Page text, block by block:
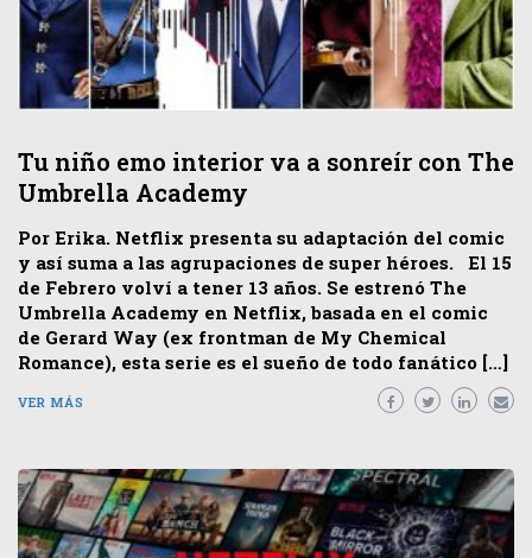
Tu niño emo interior va a sonreír con The
Umbrella Academy
Por Erika. Netflix presenta su adaptación del comic
y así suma a las agrupaciones de super héroes. El 15
de Febrero volví a tener 13 años. Se estrenó The
Umbrella Academy en Netflix, basada en el comic
de Gerard Way (ex frontman de My Chemical
Romance), esta serie es el sueño de todo fanático […]
VER MÁS